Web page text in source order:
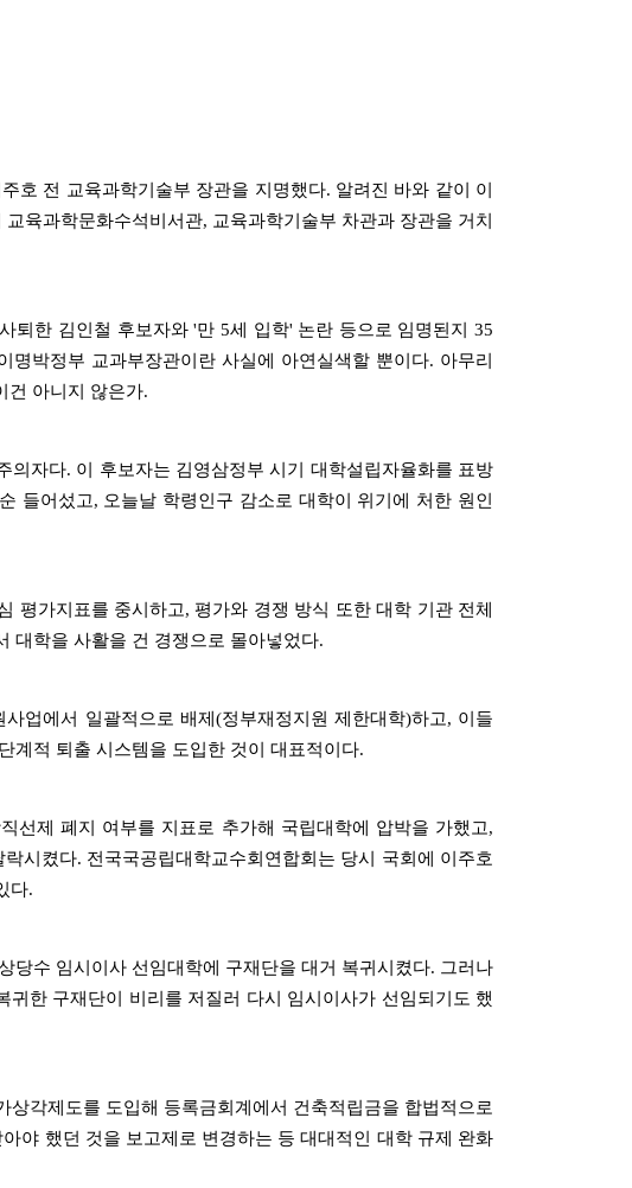
호 전 교육과학기술부 장관을 지명했다. 알려진 바와 같이 이
육과학문화수석비서관, 교육과학기술부 차관과 장관을 거치
퇴한 김인철 후보자와 '만 5세 입학' 논란 등으로 임명된지 35
박정부 교과부장관이란 사실에 아연실색할 뿐이다. 아무리
건 아니지 않은가.
자다. 이 후보자는 김영삼정부 시기 대학설립자율화를 표방
들어섰고, 오늘날 학령인구 감소로 대학이 위기에 처한 원인
평가지표를 중시하고, 평가와 경쟁 방식 또한 대학 기관 전체
대학을 사활을 건 경쟁으로 몰아넣었다.
업에서 일괄적으로 배제(정부재정지원 제한대학)하고, 이들
계적 퇴출 시스템을 도입한 것이 대표적이다.
선제 폐지 여부를 지표로 추가해 국립대학에 압박을 가했고,
시켰다. 전국국공립대학교수회연합회는 당시 국회에 이주호
다.
당수 임시이사 선임대학에 구재단을 대거 복귀시켰다. 그러나
한 구재단이 비리를 저질러 다시 임시이사가 선임되기도 했
각제도를 도입해 등록금회계에서 건축적립금을 합법적으로
야 했던 것을 보고제로 변경하는 등 대대적인 대학 규제 완화